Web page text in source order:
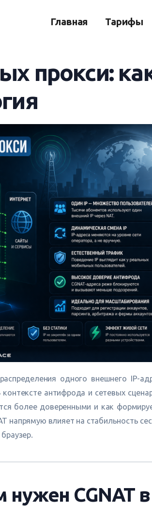
Главная Тарифы
прокси:
одного внешнего IP-
антифрода и сетевых
более доверенными и как
напрямую влияет на стабильность
нужен CGNAT в